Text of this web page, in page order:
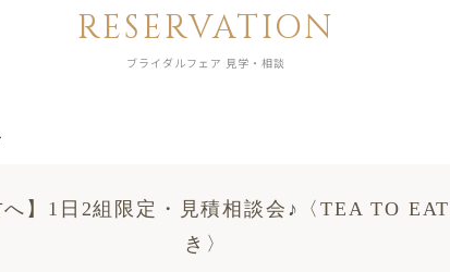
RESERVATION
ブライダルフェア 見学・相談
へ】1日2組限定・見積相談会♪〈TEA TO
き〉